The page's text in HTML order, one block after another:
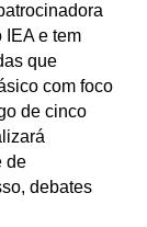
IEA e tem
que
com foco
de cinco
de
debates